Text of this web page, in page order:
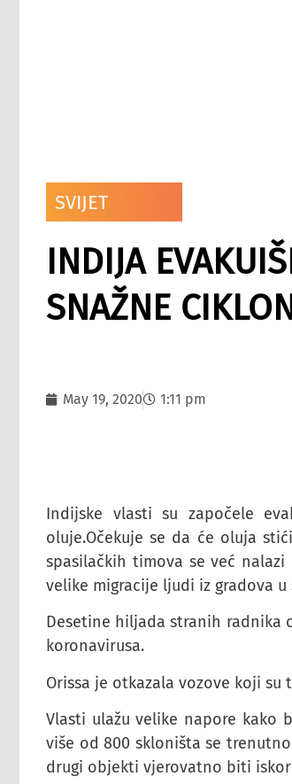
SVIJET
INDIJA
SNAŽNE
May 19, 2020 1:11 pm
Indijske vlasti su započele
oluje.Očekuje se da će oluja
spasilačkih timova se već
velike migracije ljudi iz gradova u
Desetine hiljada stranih radnika
koronavirusa.
Orissa je otkazala vozove koji
Vlasti ulažu velike napore kako
više od 800 skloništa se
drugi objekti vjerovatno biti